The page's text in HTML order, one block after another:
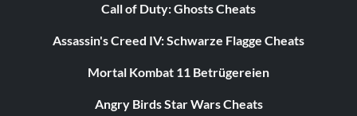
Call of Duty: Ghosts Cheats
Assassin's Creed IV: Schwarze Flagge Cheats
Mortal Kombat 11 Betrügereien
Angry Birds Star Wars Cheats